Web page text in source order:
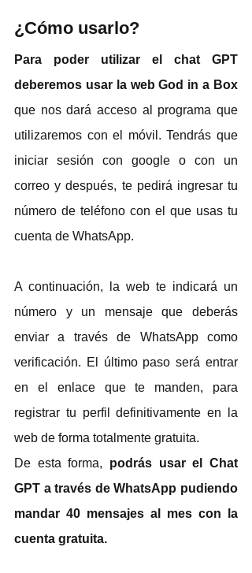
¿Cómo usarlo?
Para poder utilizar el chat GPT
deberemos usar la web God in a Box
que nos dará acceso al programa que
utilizaremos con el móvil. Tendrás que
iniciar sesión con google o con un
correo y después, te pedirá ingresar tu
número de teléfono con el que usas tu
cuenta de WhatsApp.
A continuación, la web te indicará un
número y un mensaje que deberás
enviar a través de WhatsApp como
verificación. El último paso será entrar
en el enlace que te manden, para
registrar tu perfil definitivamente en la
web de forma totalmente gratuita.
De esta forma, podrás usar el Chat
GPT a través de WhatsApp pudiendo
mandar 40 mensajes al mes con la
cuenta gratuita.